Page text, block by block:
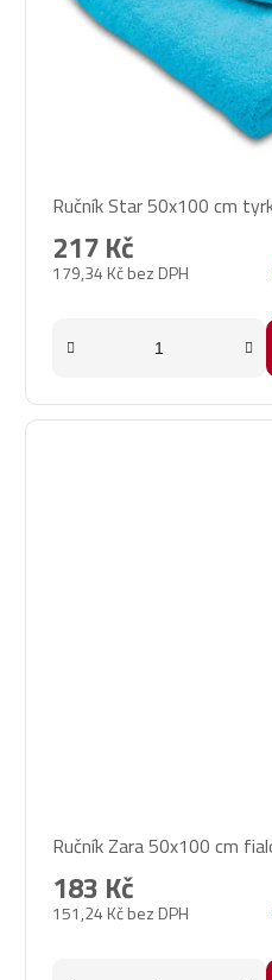
Ručník Star 50x100 cm
179,34 Kč bez DPH
217 Kč
hodnocení
produktu
je
Ručník Zara 50x100 cm
151,24 Kč bez DPH
183 Kč